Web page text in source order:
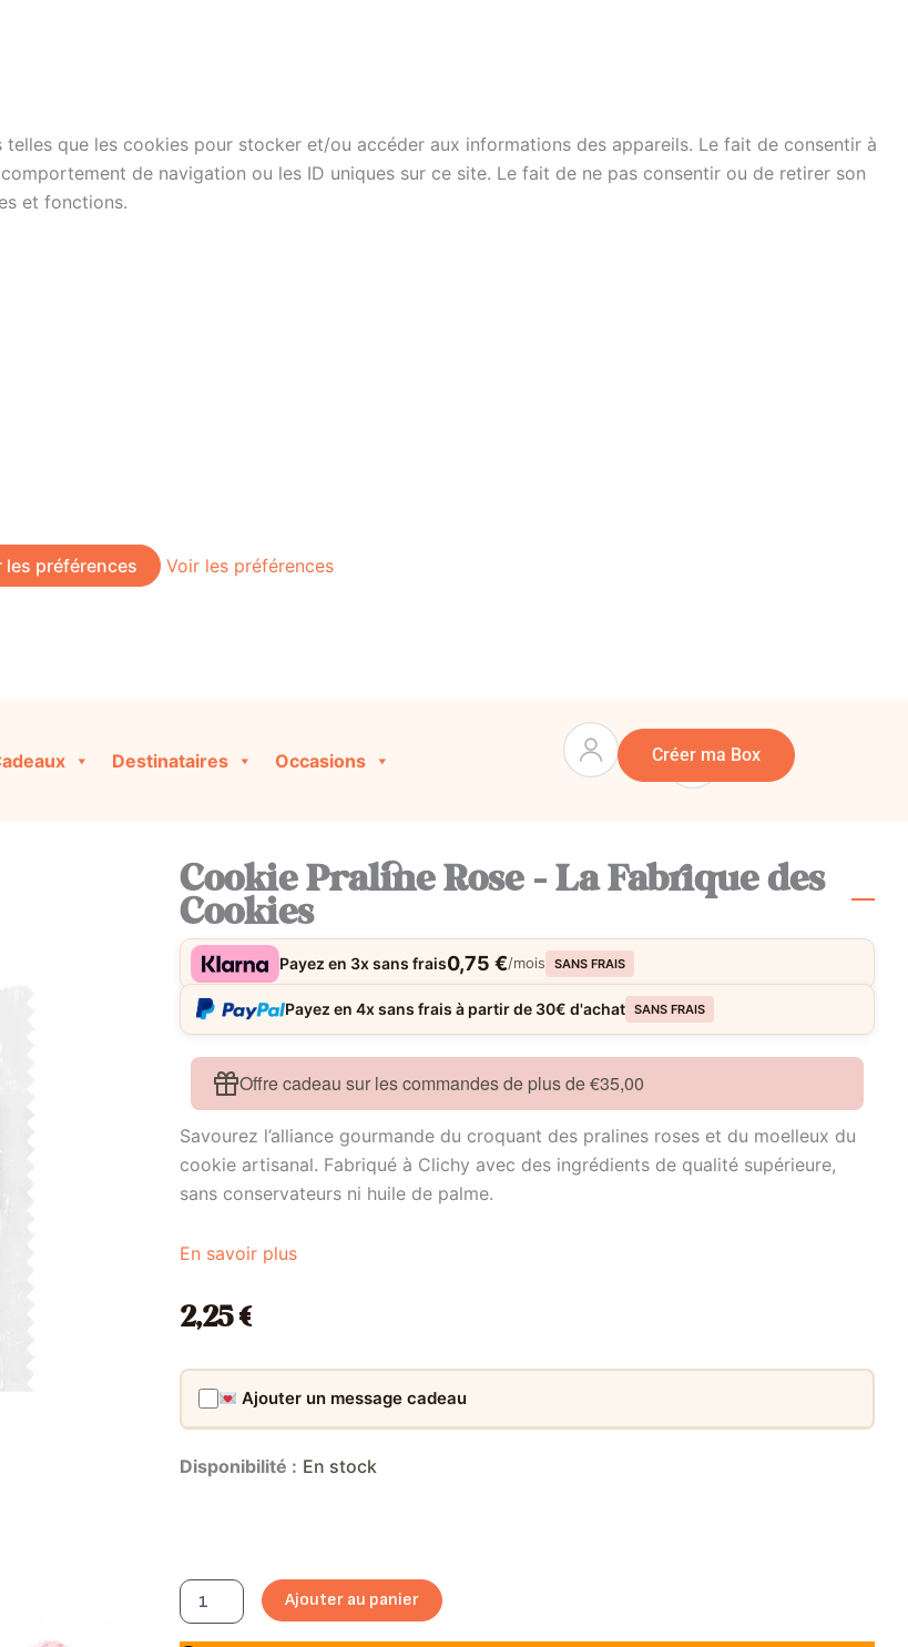
que les cookies pour stocker et/ou accéder aux informations des appareils. Le fait de consentir à
de navigation ou les ID uniques sur ce site. Le fait de ne pas consentir ou de retirer son
et fonctions.
les préférences
Voir les préférences
Destinataires Occasions Panier
Créer ma Box
Cookie Praline Rose – La Fabrique des
Cookies
Payez en 3x sans frais0,75 €/mois SANS FRAIS
Payez en 4x sans frais à partir de 30€ d'achat SANS FRAIS
Offre cadeau sur les commandes de plus de €35,00
Savourez l’alliance gourmande du croquant des pralines roses et du moelleux du
cookie artisanal. Fabriqué à Clichy avec des ingrédients de qualité supérieure,
sans conservateurs ni huile de palme.
En savoir plus
2,25€
Ajouter un message cadeau
Disponibilité : En stock
quantité
La
Fabrique
des
Ajouter au panier